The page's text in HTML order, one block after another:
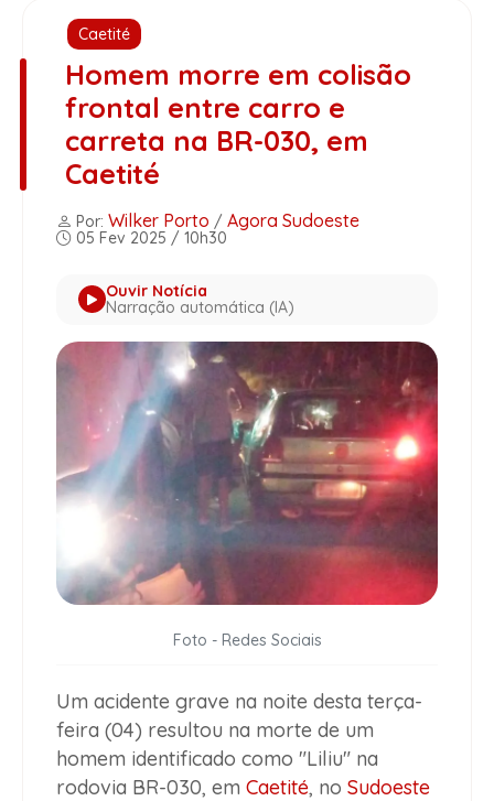
Caetité
Homem morre em colisão
frontal entre carro e
carreta na BR-030, em
Caetité
Por: Wilker Porto / Agora Sudoeste
05 Fev 2025 / 10h30
Ouvir Notícia
Narração automática (IA)
Foto - Redes Sociais
Um acidente grave na noite desta terça-
feira (04) resultou na morte de um
homem identificado como "Liliu" na
rodovia BR-030, em Caetité, no Sudoeste